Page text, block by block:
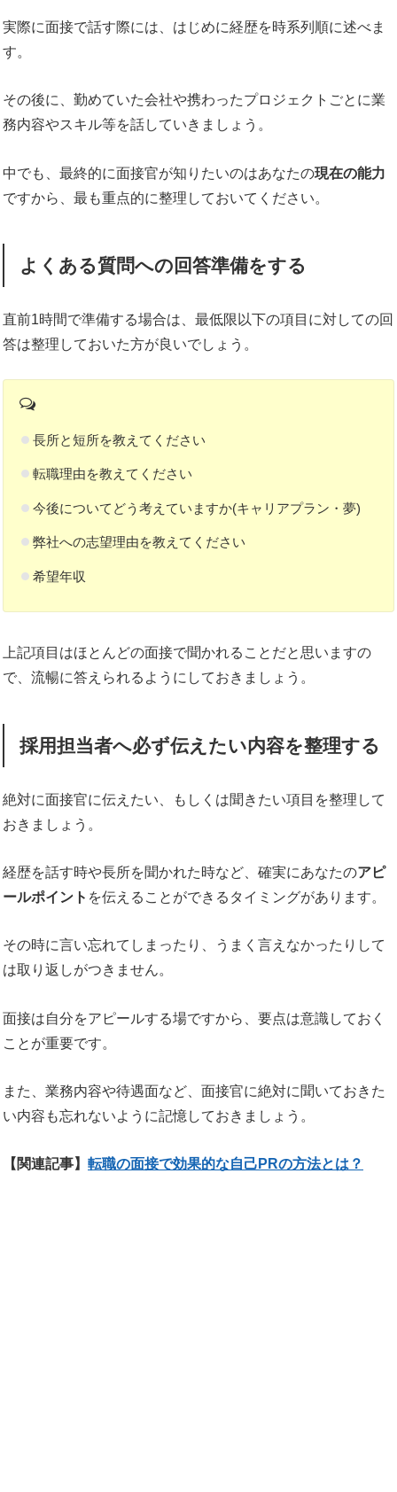
実際に面接で話す際には、はじめに経歴を時系列順に述べま
す。
その後に、勤めていた会社や携わったプロジェクトごとに業
務内容やスキル等を話していきましょう。
中でも、最終的に面接官が知りたいのはあなたの現在の能力
ですから、最も重点的に整理しておいてください。
よくある質問への回答準備をする
直前1時間で準備する場合は、最低限以下の項目に対しての回
答は整理しておいた方が良いでしょう。
長所と短所を教えてください
転職理由を教えてください
今後についてどう考えていますか(キャリアプラン・夢)
弊社への志望理由を教えてください
希望年収
上記項目はほとんどの面接で聞かれることだと思いますの
で、流暢に答えられるようにしておきましょう。
採用担当者へ必ず伝えたい内容を整理する
絶対に面接官に伝えたい、もしくは聞きたい項目を整理して
おきましょう。
経歴を話す時や長所を聞かれた時など、確実にあなたのアピ
ールポイント を伝えることができるタイミングがあります。
その時に言い忘れてしまったり、うまく言えなかったりして
は取り返しがつきません。
面接は自分をアピールする場ですから、要点は意識しておく
ことが重要です。
また、業務内容や待遇面など、面接官に絶対に聞いておきた
い内容も忘れないように記憶しておきましょう。
【関連記事】 転職の面接で効果的な自己PRの方法とは？